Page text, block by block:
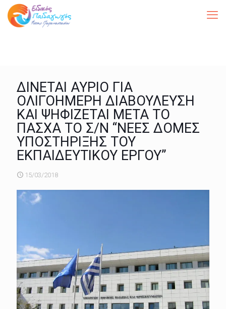
ΔΙΝΕΤΑΙ ΑΥΡΙΟ ΓΙΑ
ΟΛΙΓΟΗΜΕΡΗ ΔΙΑΒΟΥΛΕΥΣΗ
ΚΑΙ ΨΗΦΙΖΕΤΑΙ ΜΕΤΑ ΤΟ
ΠΑΣΧΑ ΤΟ Σ/Ν “ΝΕΕΣ ΔΟΜΕΣ
ΥΠΟΣΤΗΡΙΞΗΣ ΤΟΥ
ΕΚΠΑΙΔΕΥΤΙΚΟΥ ΕΡΓΟΥ”
15/03/2018